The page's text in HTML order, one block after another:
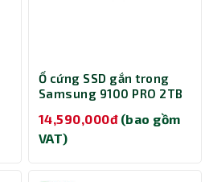
Ổ cứng SSD gắn trong
Samsung 9100 PRO 2TB
MZ-VAP2T0BW
14,590,000đ (bao gồm
VAT)